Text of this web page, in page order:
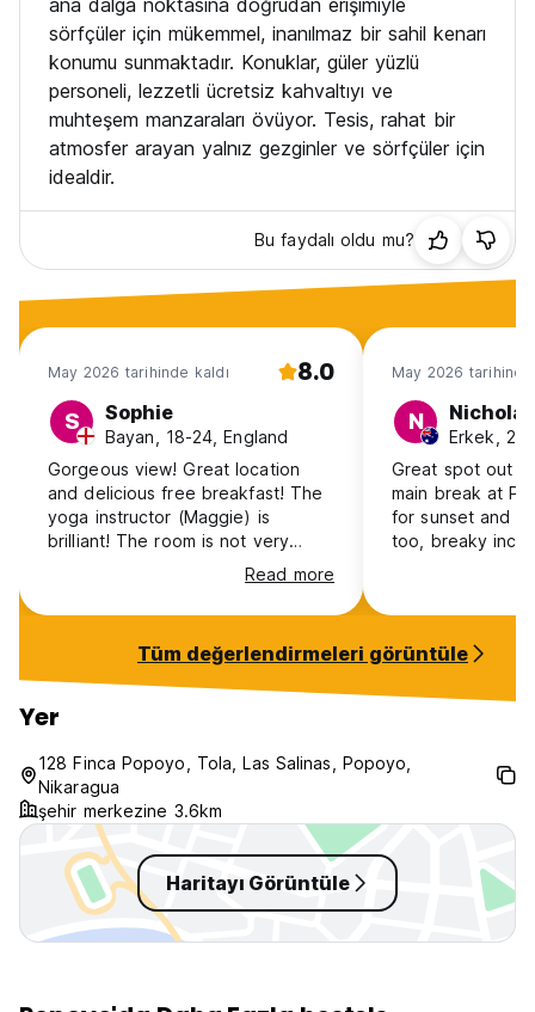
ana dalga noktasına doğrudan erişimiyle
sörfçüler için mükemmel, inanılmaz bir sahil kenarı
konumu sunmaktadır. Konuklar, güler yüzlü
personeli, lezzetli ücretsiz kahvaltıyı ve
muhteşem manzaraları övüyor. Tesis, rahat bir
atmosfer arayan yalnız gezginler ve sörfçüler için
idealdir.
Bu faydalı oldu mu?
May 2026 tarihinde kaldı 8.0
S Sophie
Bayan, 18-24, England
Gorgeous view! Great location
and delicious free breakfast! The
yoga instructor (Maggie) is
brilliant! The room is not very
clean (my bed had dirt covering it
when I got there), there are
various insects and geckos in the
privacy on the beds (and no
curtains to block light into the
room so bring an eye mask) and
there’s no soap in the toilets.
Read more
May 2026 tarihinde
N Nicholas
Erkek,
Great spot out
main break at
for sunset and
too, breaky
Awesome times
Tüm değerlendirmeleri görüntüle
Yer
128 Finca Popoyo, Tola, Las Salinas, Popoyo,
Nikaragua
şehir merkezine 3.6km
Haritayı Görüntüle